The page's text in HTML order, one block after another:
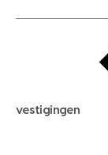
hypotheek
maximale
hypotheek
gratis
vestigingen